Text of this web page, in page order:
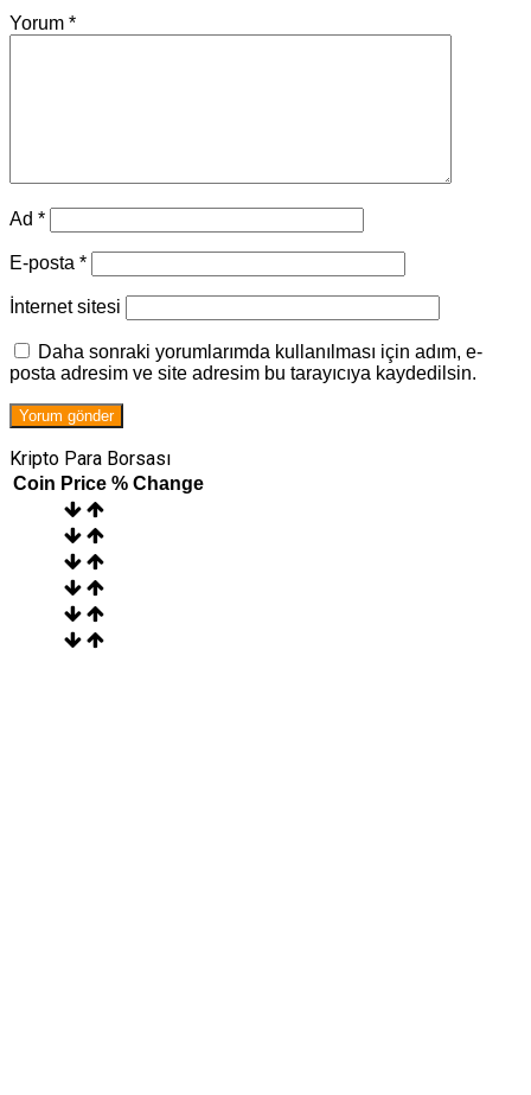
Yorum *
Ad *
E-posta *
İnternet sitesi
Daha sonraki yorumlarımda kullanılması için adım, e-
posta adresim ve site adresim bu tarayıcıya kaydedilsin.
Kripto Para Borsası
Coin Price % Change